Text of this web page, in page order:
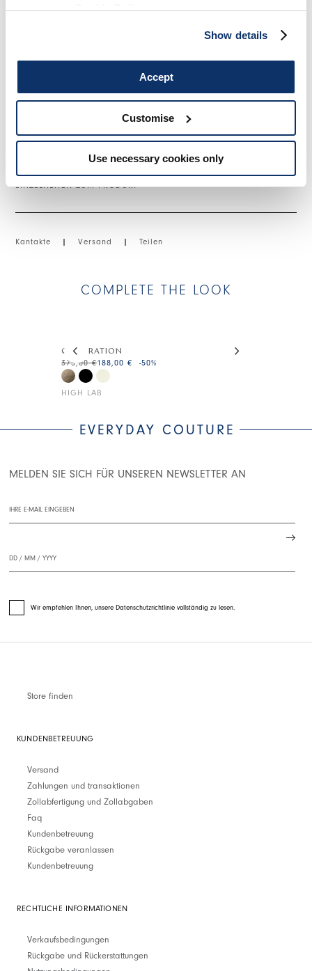
more in ourCookie Policy.
Show details
Accept
Customise
Use necessary cookies only
Einschiffig. Breite Revers. Vorderverschluss mit drei Knöpfen.
und Pattina mit Knopf. Kontrastnähte. Elastische Säume und
• Baumwoll-Jacquard, leichte Gewicht, kompakte Haptik.
EINZELHEITEN ZUM PRODUKT
Kantakte | Versand | Teilen
COMPLETE THE LOOK
CELEBRATION
HIGH LAB
375,00 €188,00 € -50%
EVERYDAY COUTURE
MELDEN SIE SICH FÜR UNSEREN NEWSLETTER AN
Wir empfehlen Ihnen, unsere Datenschutzrichtlinie vollständig zu lesen.
Store finden
KUNDENBETREUUNG
Versand
Zahlungen und transaktionen
Zollabfertigung und Zollabgaben
Faq
Kundenbetreuung
Rückgabe veranlassen
Kundenbetreuung
RECHTLICHE INFORMATIONEN
Verkaufsbedingungen
Rückgabe und Rückerstattungen